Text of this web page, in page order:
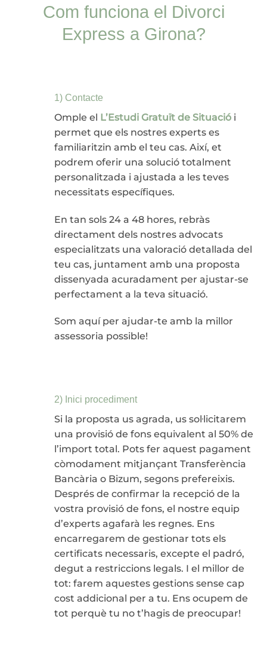
Com funciona el Divorci
Express a Girona?
1) Contacte
Omple el L’Estudi Gratuït de Situació i
permet que els nostres experts es
familiaritzin amb el teu cas. Així, et
podrem oferir una solució totalment
personalitzada i ajustada a les teves
necessitats específiques.
En tan sols 24 a 48 hores, rebràs
directament dels nostres advocats
especialitzats una valoració detallada del
teu cas, juntament amb una proposta
dissenyada acuradament per ajustar-se
perfectament a la teva situació.
Som aquí per ajudar-te amb la millor
assessoria possible!
2) Inici procediment
Si la proposta us agrada, us sol·licitarem
una provisió de fons equivalent al 50% de
l’import total. Pots fer aquest pagament
còmodament mitjançant Transferència
Bancària o Bizum, segons prefereixis.
Després de confirmar la recepció de la
vostra provisió de fons, el nostre equip
d’experts agafarà les regnes. Ens
encarregarem de gestionar tots els
certificats necessaris, excepte el padró,
degut a restriccions legals. I el millor de
tot: farem aquestes gestions sense cap
cost addicional per a tu. Ens ocupem de
tot perquè tu no t’hagis de preocupar!